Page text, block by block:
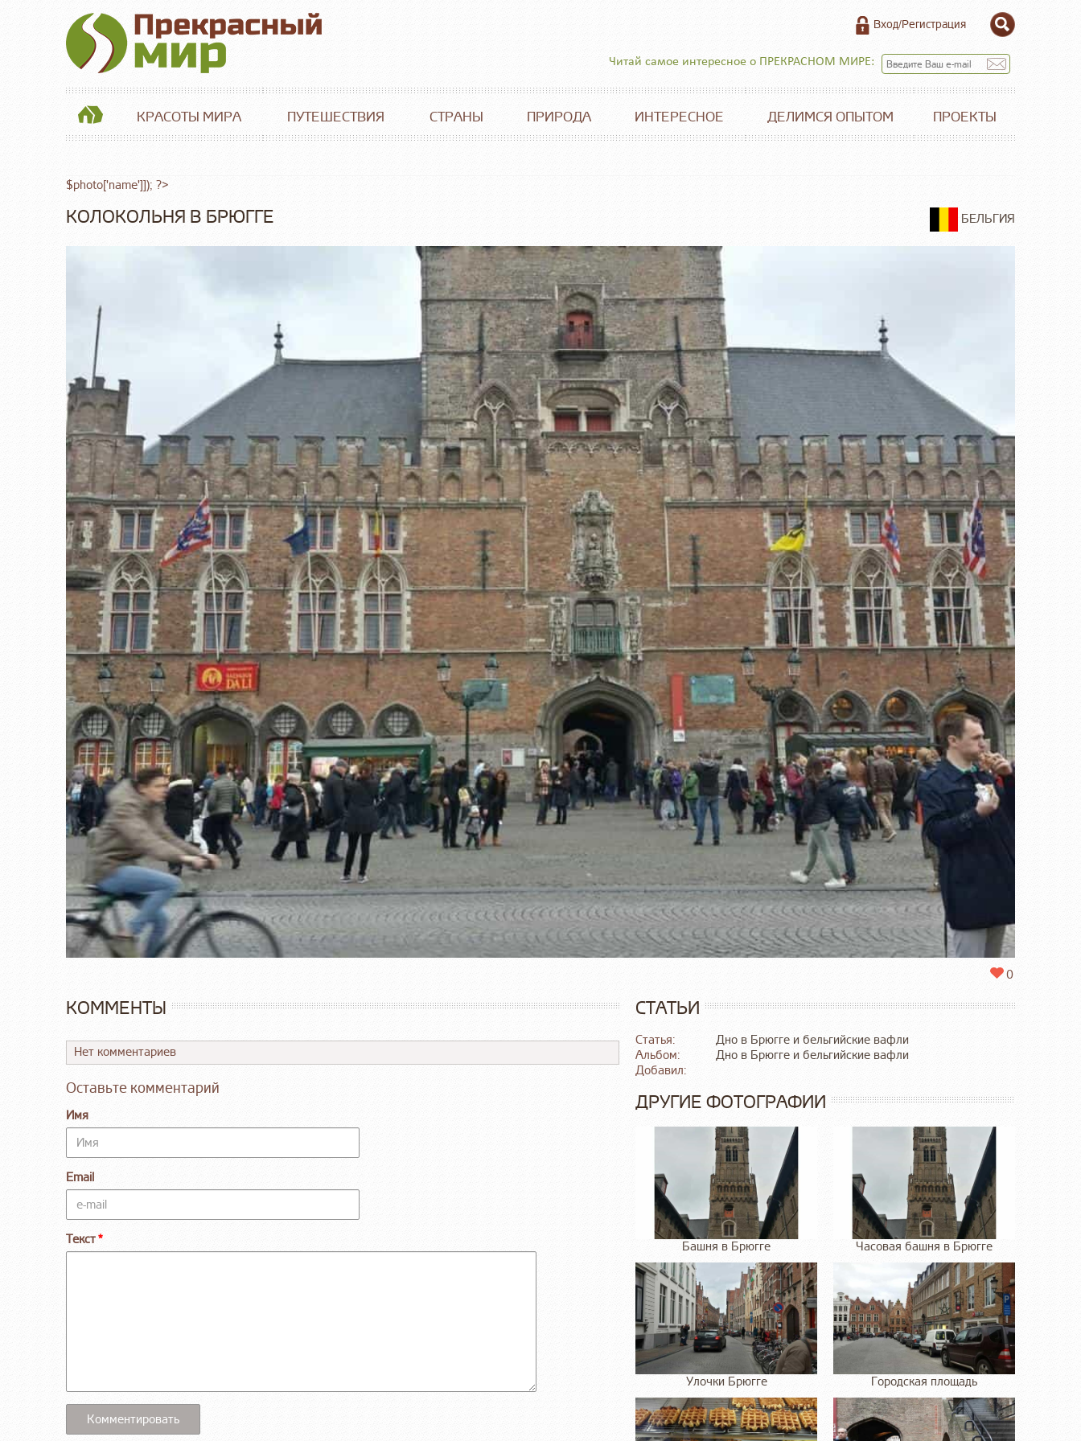
Вход/Регистрация
Читай самое интересное о ПРЕКРАСНОМ МИРЕ:
КРАСОТЫ МИРА ПУТЕШЕСТВИЯ СТРАНЫ ПРИРОДА ИНТЕРЕСНОЕ ДЕЛИМСЯ ОПЫТОМ ПРОЕКТЫ
$photo['name']]); ?>
КОЛОКОЛЬНЯ В БРЮГГЕ БЕЛЬГИЯ
0
КОММЕНТЫ
Нет комментариев
Оставьте комментарий
Имя
Email
Текст
СТАТЬИ
Статья:
Дно в Брюгге и бельгийские вафли
Альбом:
Дно в Брюгге и бельгийские вафли
Добавил:
ДРУГИЕ ФОТОГРАФИИ
Башня в Брюгге Часовая башня в Брюгге
Улочки Брюгге Городская площадь